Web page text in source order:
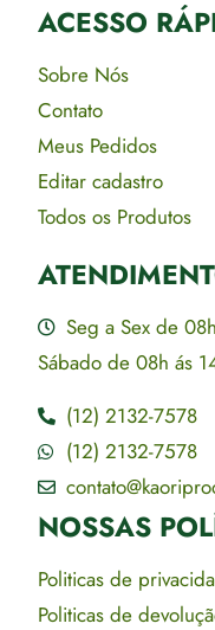
ACESSO
Sobre Nós
Contato
Meus Pedidos
Editar cadastro
Todos os Produtos
Seg a Sex de
Sábado de 08h ás
(12) 2132-7578
(12) 2132-7578
NOSSAS
Politicas de
Politicas de